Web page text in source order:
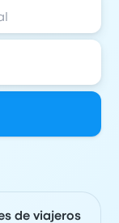
de viajeros